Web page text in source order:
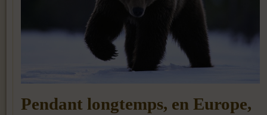
Pendant longtemps, en Europe,